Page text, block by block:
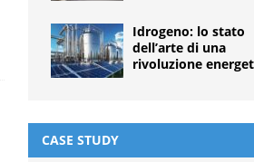
Idrogeno: lo stato
dell’arte di una
rivoluzione
CASE STUDY